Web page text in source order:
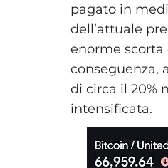
pagato in
dell’attuale
enorme
conseguenza,
di circa il 20%
intensificata.